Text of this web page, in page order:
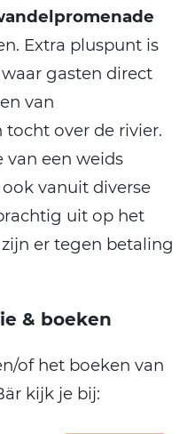
Extra pluspunt is
waar gasten direct
van
over de rivier.
van een weids
vanuit diverse
uit op het
er tegen betaling
& boeken
of het boeken van
kijk je bij: